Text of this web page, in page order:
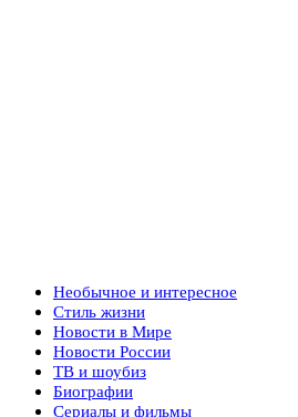
Необычное и интересное
Стиль жизни
Новости в Мире
Новости России
ТВ и шоубиз
Биографии
Сериалы и фильмы